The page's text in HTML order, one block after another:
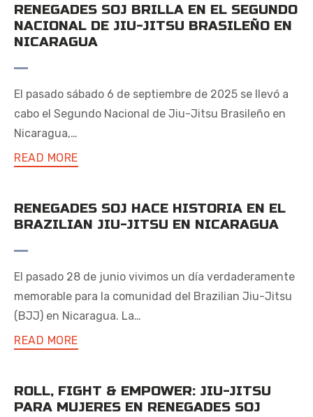
RENEGADES SOJ BRILLA EN EL SEGUNDO
NACIONAL DE JIU-JITSU BRASILEÑO EN
NICARAGUA
El pasado sábado 6 de septiembre de 2025 se llevó a
cabo el Segundo Nacional de Jiu-Jitsu Brasileño en
Nicaragua,…
READ MORE
RENEGADES SOJ HACE HISTORIA EN EL
BRAZILIAN JIU-JITSU EN NICARAGUA
El pasado 28 de junio vivimos un día verdaderamente
memorable para la comunidad del Brazilian Jiu-Jitsu
(BJJ) en Nicaragua. La…
READ MORE
ROLL, FIGHT & EMPOWER: JIU-JITSU
PARA MUJERES EN RENEGADES SOJ